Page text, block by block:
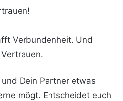
Verbundenheit. Und
Dein Partner etwas
mögt. Entscheidet euch